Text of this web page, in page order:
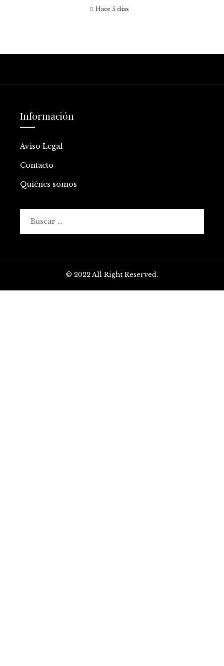
Hace 5 días
Información
Aviso Legal
Contacto
Quiénes somos
© 2022 All Right Reserved.